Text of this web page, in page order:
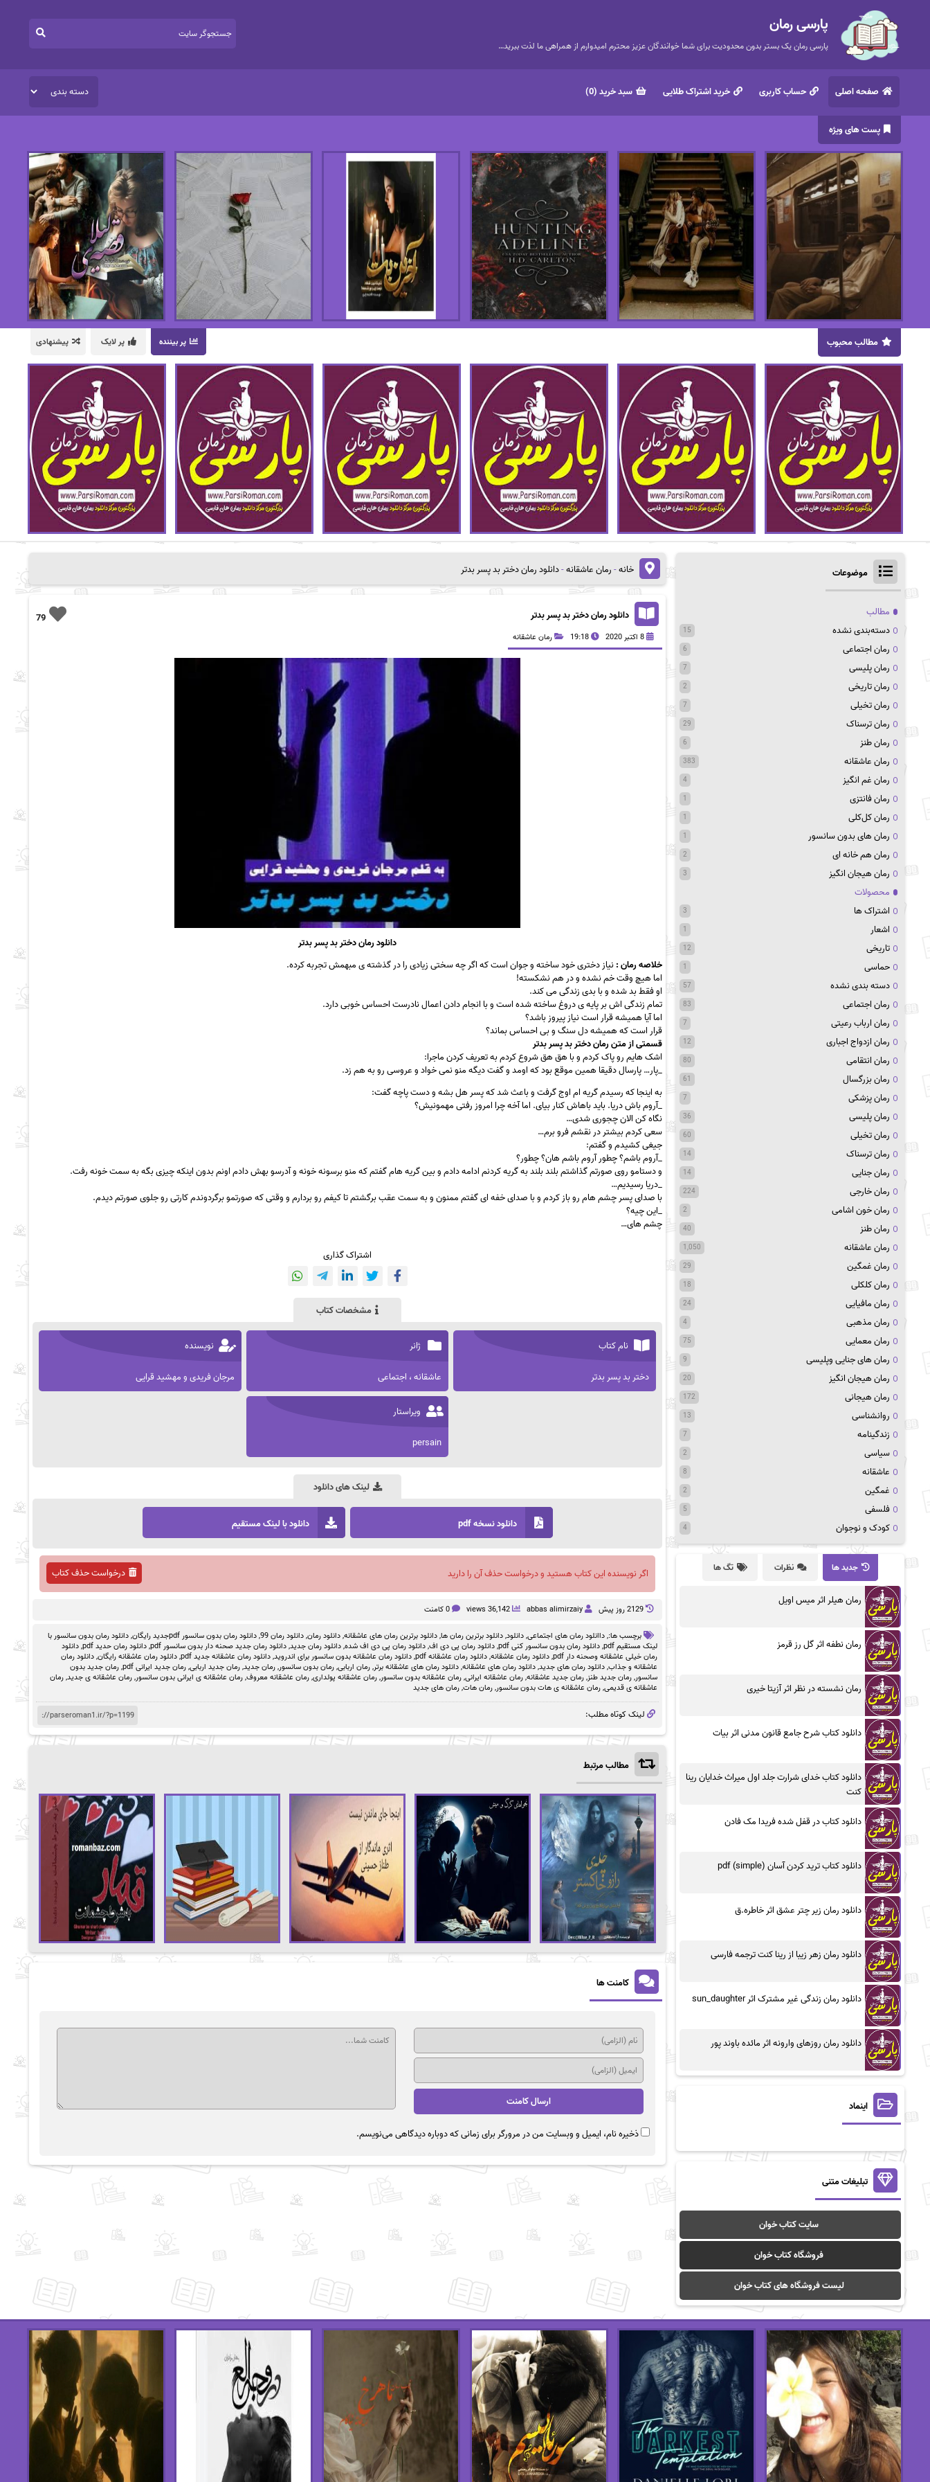
پارسی رمان
پارسی رمان یک بستر بدون محدودیت برای شما خوانندگان عزیز محترم امیدوارم از همراهی ما لذت ببرید…
صفحه اصلی حساب کاربری خرید اشتراک طلایی سبد خرید (0)
پست های ویژه
پر بیننده پر لایک پیشنهادی مطالب محبوب
خانه-رمان عاشقانه-دانلود رمان دختر بد پسر بدتر
79 دانلود رمان دختر بد پسر بدتر
8 اکتبر 2020 19:18 رمان عاشقانه
دانلود رمان دختر بد پسر بدتر
خلاصه رمان :نیاز دختری خود ساخته و جوان است که اگر چه سختی زیادی را در گذشته ی مبهمش تجربه کرده.
اما هیچ وقت خم نشده و در هم نشکسته!
او فقط بد شده و با بدی زندگی می کند.
تمام زندگی اش بر پایه ی دروغ ساخته شده است و با انجام دادن اعمال نادرست احساس خوبی دارد.
اما آیا همیشه قرار است نیاز پیروز باشد؟
قرار است که همیشه دل سنگ و بی احساس بماند؟
قسمتی از متن رمان دختر بد پسر بدتر
اشک هایم رو پاک کردم و با هق هق شروع کردم به تعریف کردن ماجرا:
_پار… پارسال دقیقا همین موقع بود که اومد و گفت دیگه منو نمی خواد و عروسی رو به هم زد.
به اینجا که رسیدم گریه ام اوج گرفت و باعث شد که پسر هل بشه و دست پاچه گفت:
_آروم باش دریا. باید باهاش کنار بیای. اما آخه چرا امروز رفتی مهمونیش؟
نگاه کن الان چجوری شدی…
سعی کردم بیشتر در نقشم فرو برم…
جیغی کشیدم و گفتم:
_آروم باشم؟ چطور آروم باشم هان؟ چطور؟
و دستامو روی صورتم گذاشتم بلند بلند به گریه کردنم ادامه دادم و بین گریه هام گفتم که منو برسونه خونه و آدرسو بهش دادم اونم بدون اینکه چیزی بگه به سمت خونه رفت.
_دریا رسیدیم…
با صدای پسر چشم هام رو باز کردم و با صدای خفه ای گفتم ممنون و به سمت عقب برگشتم تا کیفم رو بردارم و وقتی که صورتمو برگردوندم کارتی رو جلوی صورتم دیدم.
_این چیه؟
چشم های…
اشتراک گذاری
مشخصات کتاب
نام کتاب
دختر بد پسر بدتر
ژانر
عاشقانه ، اجتماعی
نویسنده
مرجان فریدی و مهشید قرایی
ویراستار
persain
لینک های دانلود
دانلود نسخه pdf دانلود با لینک مستقیم
اگر نویسنده این کتاب هستید و درخواست حذف آن را دارید درخواست حذف کتاب
2129 روز پيش abbas alimirzaiy
36,142 views 0 کامنت
برچسب ها:,داانلود رمان های اجتماعی,دانلود,دانلود برترین رمان ها,دانلود برترین رمان های عاشقانه,دانلود رمان,دانلود رمان 99 ,دانلود رمان بدون سانسور pdfجدید رایگان ,دانلود رمان بدون سانسور با
لینک مستقیم pdf
,دانلود رمان بدون سانسور کنی pdf ,دانلود رمان پی دی اف,دانلود رمان پی دی اف شده,دانلود رمان جدید,دانلود رمان جدید صحنه دار بدون سانسور pdf ,دانلود رمان حدید pdf ,دانلود
رمان خیلی عاشقانه وصحنه دار pdf
,دانلود رمان عاشقانه,دانلود رمان عاشقانه pdf ,دانلود رمان عاشقانه بدون سانسور برای اندروید,دانلود رمان عاشقانه جدید pdf ,دانلود رمان عاشقانه رایگان,دانلود رمان
عاشقانه و جذاب,دانلود رمان های جدید,دانلود رمان های عاشقانه,دانلود رمان های عاشقانه برتر,رمان اربابی,رمان بدون سانسور,رمان جدید,رمان جدید اربابی,رمان جدید ایرانی pdf ,رمان جدید بدون
سانسور,رمان جدید طنز,رمان جدید عاشقانه,رمان عاشقانه ایرانی,رمان عاشقانه بدون سانسور,رمان عاشقانه پولداری,رمان عاشقانه معروف,رمان عاشقانه ی ایرانی بدون سانسور,رمان عاشقانه ی جدید,رمان
عاشقانه ی قدیمی,رمان عاشقانه ی هات بدون سانسور,رمان هات,رمان های جدید
لینک کوتاه مطلب:
مطالب مرتبط
کامنت ها
ذخیره نام، ایمیل و وبسایت من در مرورگر برای زمانی که دوباره دیدگاهی می‌نویسم.
موضوعات
مطالب
دسته‌بندی نشده
15
رمان اجتماعی 6
رمان پلیسی 7
رمان تاریخی 2
رمان تخیلی 7
رمان ترسناک 29
رمان طنز 6
رمان عاشقانه 383
رمان غم انگیز 4
رمان فانتزی 1
رمان کل‌کلی 1
رمان های بدون سانسور 1
رمان هم خانه ای 2
رمان هیجان انگیز 3
محصولات
اشتراک ها
3
اشعار 1
تاریخی 12
حماسی 1
دسته بندی نشده 57
رمان اجتماعی 83
رمان ارباب رعیتی 7
رمان ازدواج اجباری 12
رمان انتقامی 80
رمان بزرگسال 61
رمان پزشکی 7
رمان پلیسی 36
رمان تخیلی 60
رمان ترسناک 14
رمان جنایی 14
رمان خارجی 224
رمان خون اشامی 2
رمان طنز 40
رمان عاشقانه 1,050
رمان غمگین 29
رمان کلکلی 18
رمان مافیایی 24
رمان مذهبی 4
رمان معمایی 75
رمان های جنایی وپلیسی 9
رمان هیجان انگیز 20
رمان هیجانی 172
روانشناسی 13
زندگینامه 7
سیاسی 2
عاشقانه 8
غمگین 2
فلسفی 5
کودک و نوجوان 4
جدید ها نظرات تگ ها
رمان هیلر اثر میس اویل
رمان نطفه اثر گل رز قرمز
رمان نشسته در نظر اثر آزیتا خیری
دانلود کتاب شرح جامع قانون مدنی اثر بیات
دانلود کتاب خدای شرارت جلد اول میراث خدایان رینا
کنت
دانلود کتاب در قفل شده فریدا مک فادن
دانلود کتاب ترید کردن آسان (simple) pdf
دانلود رمان زیر چتر عشق اثر خاطره.ق
دانلود رمان زهر زیبا از رینا کنت ترجمه فارسی
دانلود رمان زندگی غیر مشترک اثر sun_daughter
دانلود رمان روزهای وارونه اثر مائده باوند پور
اینماد
تبلیغات متنی
سایت کتاب خوان
فروشگاه کتاب خوان
لیست فروشگاه های کتاب خوان